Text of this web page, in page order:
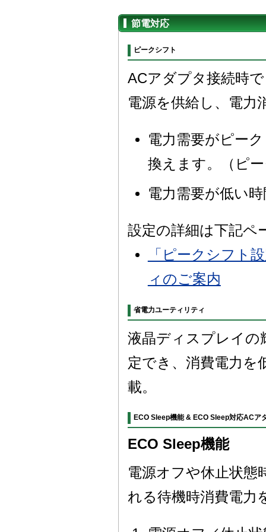
節電対応
ピークシフト
ACアダプタ接続時
電源を供給し、電力
電力需要がピー
換えます。（ピ
電力需要が低い
設定の詳細は下記ペ
「ピークシフト
ィのご案内
省電力ユーティリティ
液晶ディスプレイの
定でき、消費電力を
載。
ECO Sleep機能 & ECO Sleep対応ACア
ECO Sleep機能
電源オフや休止状態
れる待機時消費電力